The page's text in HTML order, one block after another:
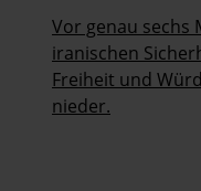
Vor genau sechs
iranischen
Freiheit und
nieder.